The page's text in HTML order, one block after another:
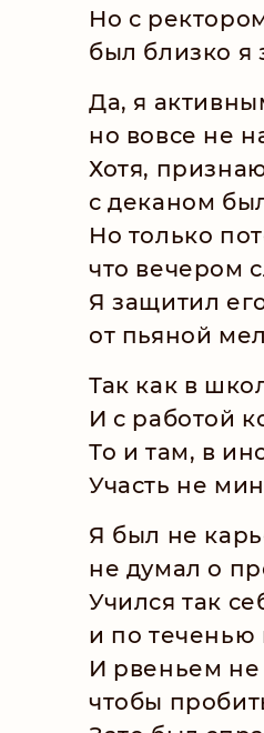
Но с
был близко я
Да, я
но вовсе не
Хотя,
с деканом
Но только
что вечером
Я защитил
от пьяной
Так как в
И с работой
То и там, в
Участь не
Я был не
не думал о
Учился так
и по теченью
И рвеньем не
чтобы